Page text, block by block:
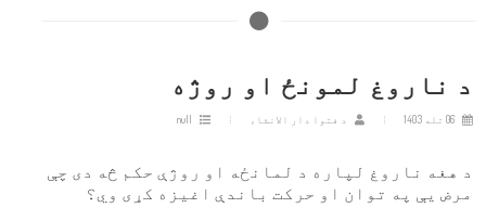
د ناروغ لمونځ او روژه
06 تله 1403 د فتوا دار الانشاء
د هغه ناروغ لپاره د لمانځه او روژې حکم څه دی چې
مرض یې په ​​توان او حرکت باندې اغيزه کړی وي؟